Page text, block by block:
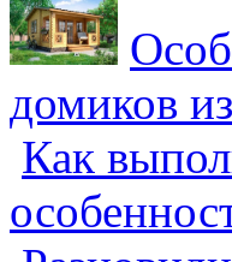
домиков
Как